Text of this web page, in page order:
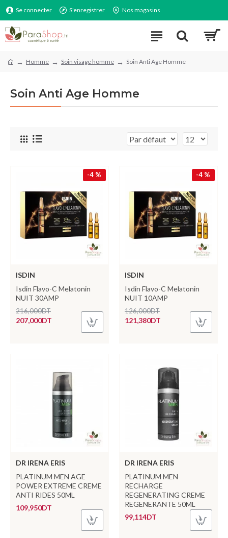
Se connecter S'enregistrer Nos magasins
Homme Soin visage homme Soin Anti Age Homme
Soin Anti Age Homme
-4 %
ISDIN
Isdin Flavo-C Melatonin
NUIT 30AMP
207,000DT
216,000DT
-4 %
ISDIN
Isdin Flavo-C Melatonin
NUIT 10AMP
121,380DT
126,000DT
DR IRENA ERIS
PLATINUM MEN AGE
POWER EXTREME CREME
ANTI RIDES 50ML
109,950DT
DR IRENA ERIS
PLATINUM MEN
RECHARGE
REGENERATING CREME
REGENERANTE 50ML
99,114DT